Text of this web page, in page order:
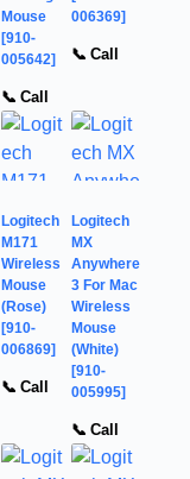
Mouse
[910-
005642]
📞 Call
006369]
📞 Call
Logitech
M171
Wireless
Mouse
(Rose)
[910-
006869]
📞 Call
Logitech
MX
Anywhere
3 For Mac
Wireless
Mouse
(White)
[910-
005995]
📞 Call